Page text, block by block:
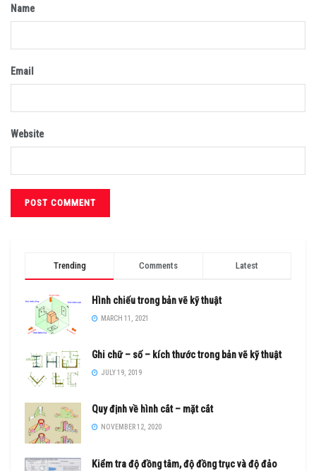
Name
Email
Website
Trending Comments Latest
Hình chiếu trong bản vẽ kỹ thuật
MARCH 11, 2021
Ghi chữ – số – kích thước trong bản vẽ kỹ thuật
JULY 19, 2019
Quy định về hình cắt – mặt cắt
NOVEMBER 12, 2020
Kiểm tra độ đồng tâm, độ đồng trục và độ đảo